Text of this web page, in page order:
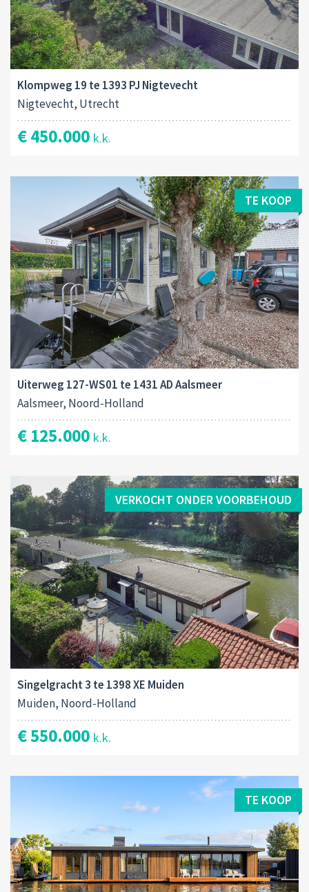
Klompweg 19 te 1393 PJ Nigtevecht
Nigtevecht, Utrecht
€ 450.000 k.k.
TE KOOP
Uiterweg 127-WS01 te 1431 AD Aalsmeer
Aalsmeer, Noord-Holland
€ 125.000 k.k.
VERKOCHT ONDER VOORBEHOUD
Singelgracht 3 te 1398 XE Muiden
Muiden, Noord-Holland
€ 550.000 k.k.
TE KOOP